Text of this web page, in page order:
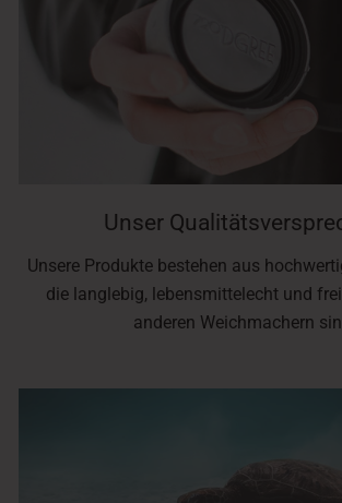
Unser
Unsere Produkte bestehen aus
die langlebig, lebensmittelecht und
anderen Weichmachern